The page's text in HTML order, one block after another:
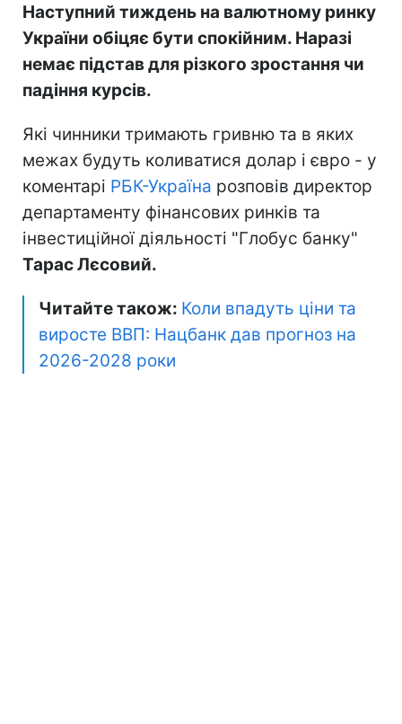
Наступний тиждень на валютному ринку
України обіцяє бути спокійним. Наразі
немає підстав для різкого зростання чи
падіння курсів.
Які чинники тримають гривню та в яких
межах будуть коливатися долар і євро - у
коментарі РБК-Україна розповів директор
департаменту фінансових ринків та
інвестиційної діяльності "Глобус банку"
Тарас Лєсовий.
Читайте також: Коли впадуть ціни та
виросте ВВП: Нацбанк дав прогноз на
2026-2028 роки